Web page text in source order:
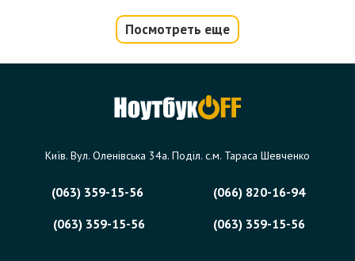
Вентилятор (кулер) для ноутбука
357 грн.
Нет в наличии
Посмотреть еще
Київ. Вул. Оленівська 34а. Поділ. с.м. Тараса Шевченко
(063) 359-15-56
(066) 820-16-94
(063) 359-15-56
(063) 359-15-56